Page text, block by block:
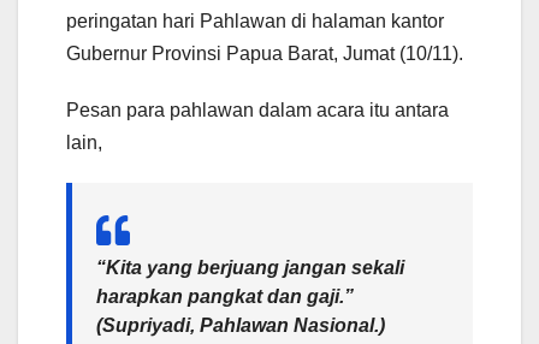
peringatan hari Pahlawan di halaman kantor
Gubernur Provinsi Papua Barat, Jumat (10/11).
Pesan para pahlawan dalam acara itu antara
lain,
“Kita yang berjuang jangan sekali
harapkan pangkat dan gaji.”
(Supriyadi, Pahlawan Nasional.)